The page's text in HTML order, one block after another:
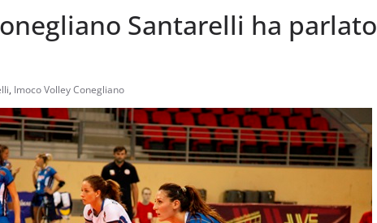
Santarelli ha parlato
, Imoco Volley Conegliano